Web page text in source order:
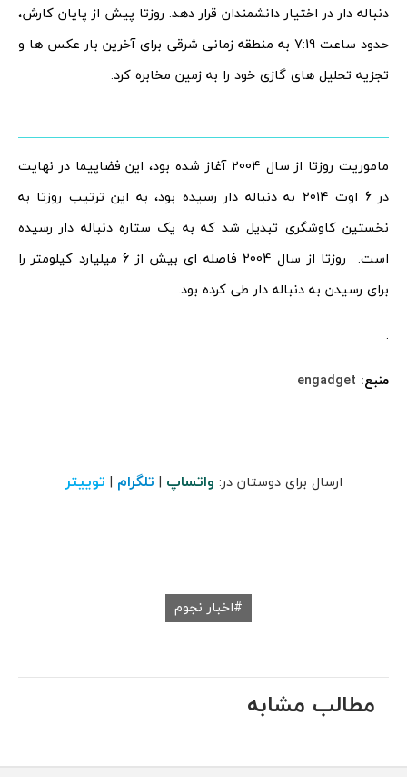
دنباله دار در اختیار دانشمندان قرار دهد. روزتا پیش از پایان کارش،
حدود ساعت 7:19 به منطقه زمانی شرقی برای آخرین بار عکس ها و
تجزیه تحلیل های گازی خود را به زمین مخابره کرد.
ماموریت روزتا از سال 2004 آغاز شده بود، این فضاپیما در نهایت
در 6 اوت 2014 به دنباله دار رسیده بود، به این ترتیب روزتا به
نخستین کاوشگری تبدیل شد که به یک ستاره دنباله دار رسیده
است. روزتا از سال 2004 فاصله ای بیش از 6 میلیارد کیلومتر را
برای رسیدن به دنباله دار طی کرده بود.
.
منبع: engadget
ارسال برای دوستان در: واتساپ | تلگرام | توییتر
اخبار نجوم
مطالب مشابه